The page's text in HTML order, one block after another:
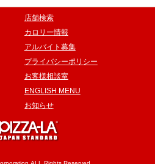
店舗検索
カロリー情報
アルバイト募集
プライバシーポリシー
お客様相談室
ENGLISH MENU
お知らせ